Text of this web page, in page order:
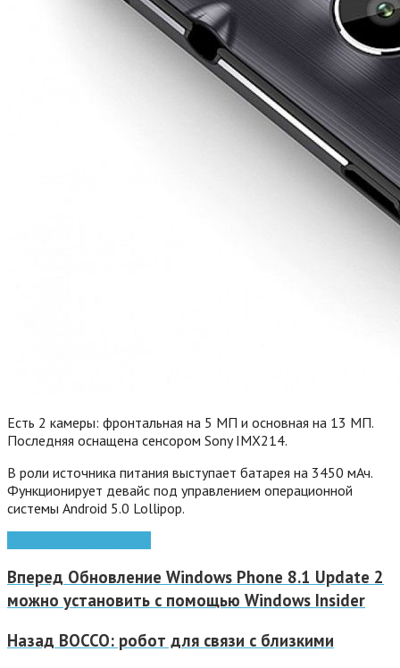
Есть 2 камеры: фронтальная на 5 МП и основная на 13 МП.
Последняя оснащена сенсором Sony IMX214.
В роли источника питания выступает батарея на 3450 мАч.
Функционирует девайс под управлением операционной
системы Android 5.0 Lollipop.
Вперед Обновление Windows Phone 8.1 Update 2
можно установить с помощью Windows Insider
Назад BOCCO: робот для связи с близкими